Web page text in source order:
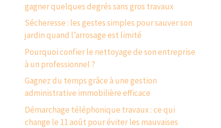
gagner quelques degrés sans gros travaux
Sécheresse : les gestes simples pour sauver son
jardin quand l’arrosage est limité
Pourquoi confier le nettoyage de son entreprise
à un professionnel ?
Gagnez du temps grâce à une gestion
administrative immobilière efficace
Démarchage téléphonique travaux : ce qui
change le 11 août pour éviter les mauvaises